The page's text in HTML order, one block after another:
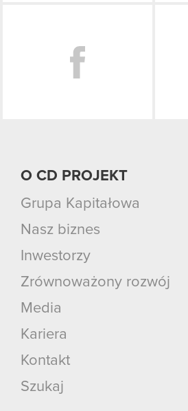
O CD PROJEKT
Grupa Kapitałowa
Nasz biznes
Inwestorzy
Zrównoważony rozwój
Media
Kariera
Kontakt
Szukaj